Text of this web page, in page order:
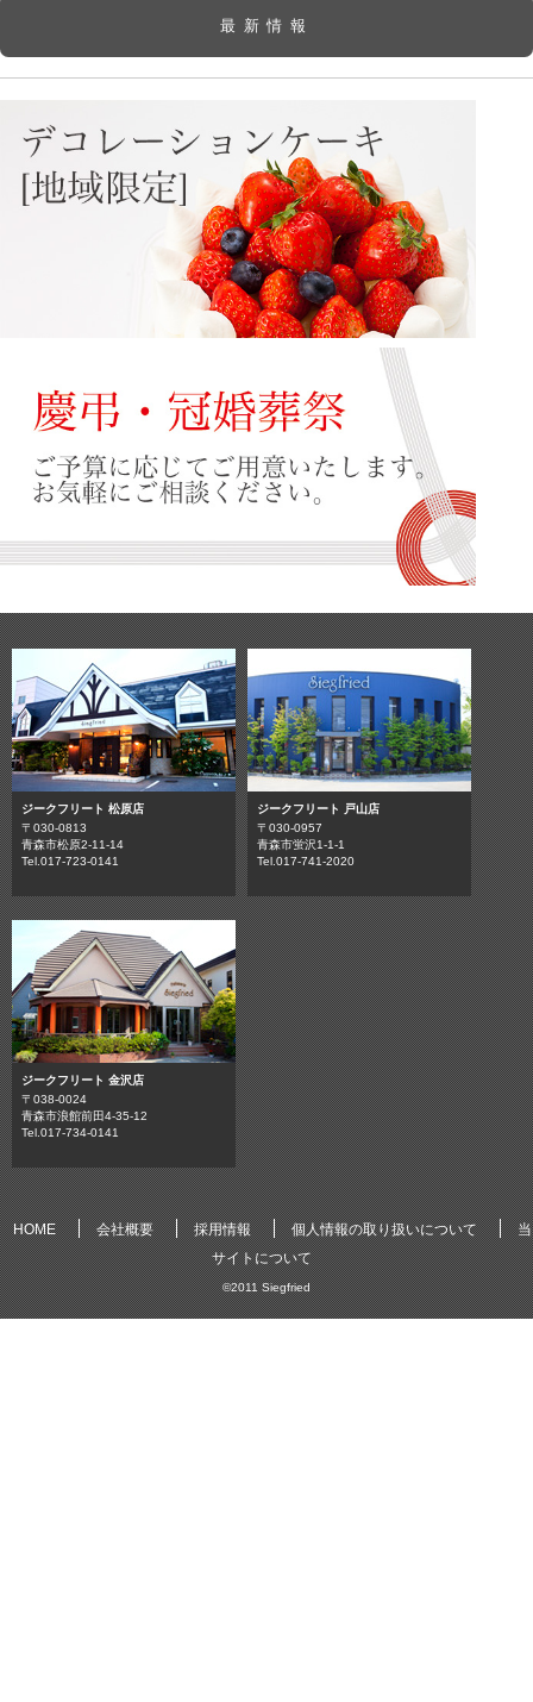
最新情報
ジークフリート 松原店
〒030-0813
青森市松原2-11-14
Tel.017-723-0141
ジークフリート 戸山店
〒030-0957
青森市蛍沢1-1-1
Tel.017-741-2020
ジークフリート 金沢店
〒038-0024
青森市浪館前田4-35-12
Tel.017-734-0141
HOME 会社概要 採用情報 個人情報の取り扱いについて
当
サイトについて
©2011Siegfried